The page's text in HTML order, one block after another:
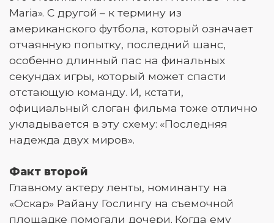
Maria». С другой – к термину из
американского футбола, который означает
отчаянную попытку, последний шанс,
особенно длинный пас на финальных
секундах игры, который может спасти
отстающую команду. И, кстати,
официальный слоган фильма тоже отлично
укладывается в эту схему: «Последняя
надежда двух миров».
Факт второй
Главному актеру ленты, номинанту на
«Оскар» Райану Гослингу на съемочной
площадке помогали дочери. Когда ему